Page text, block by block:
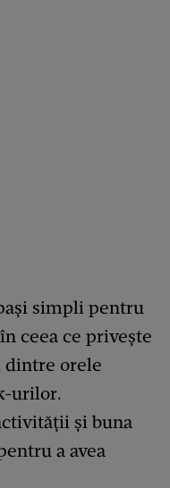
simpli pentru
ceea ce privește
orele
urilor.
și buna
a avea